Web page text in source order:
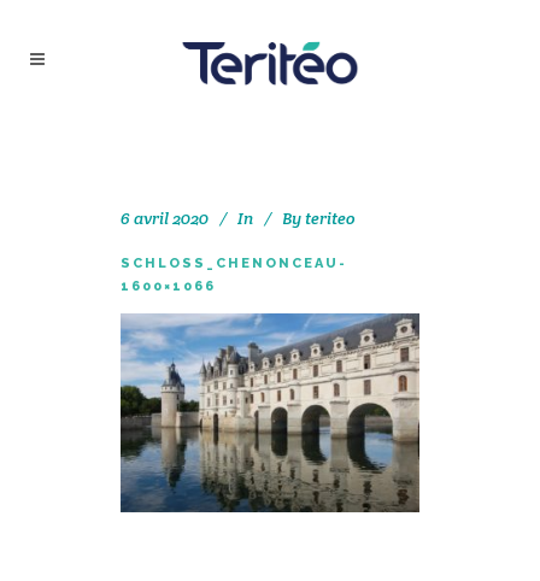
6 avril 2020 In Byteriteo
SCHLOSS_CHENONCEAU-
1600×1066